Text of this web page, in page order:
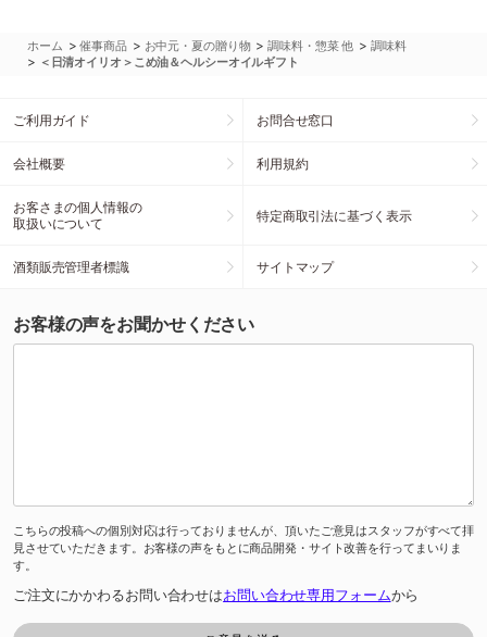
ホーム >催事商品 > お中元・夏の贈り物 >調味料・惣菜 他 > 調味料
> ＜日清オイリオ＞こめ油＆ヘルシーオイルギフト
ご利用ガイド お問合せ窓口
会社概要 利用規約
お客さまの個人情報の
取扱いについて
特定商取引法に基づく表示
酒類販売管理者標識 サイトマップ
お客様の声をお聞かせください
こちらの投稿への個別対応は行っておりませんが、頂いたご意見はスタッフがすべて拝
見させていただきます。お客様の声をもとに商品開発・サイト改善を行ってまいりま
す。
ご注文にかかわるお問い合わせはお問い合わせ専用フォームから